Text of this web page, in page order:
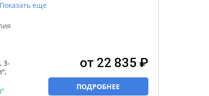
Показать еще
3-
от 22 835 ₽
ПОДРОБНЕЕ